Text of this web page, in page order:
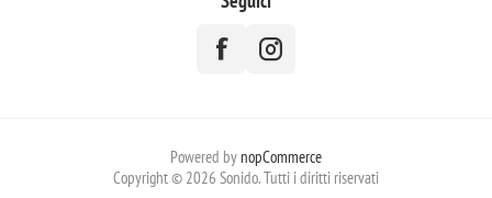
Powered by nopCommerce
Copyright © 2026 Sonido. Tutti i diritti riservati